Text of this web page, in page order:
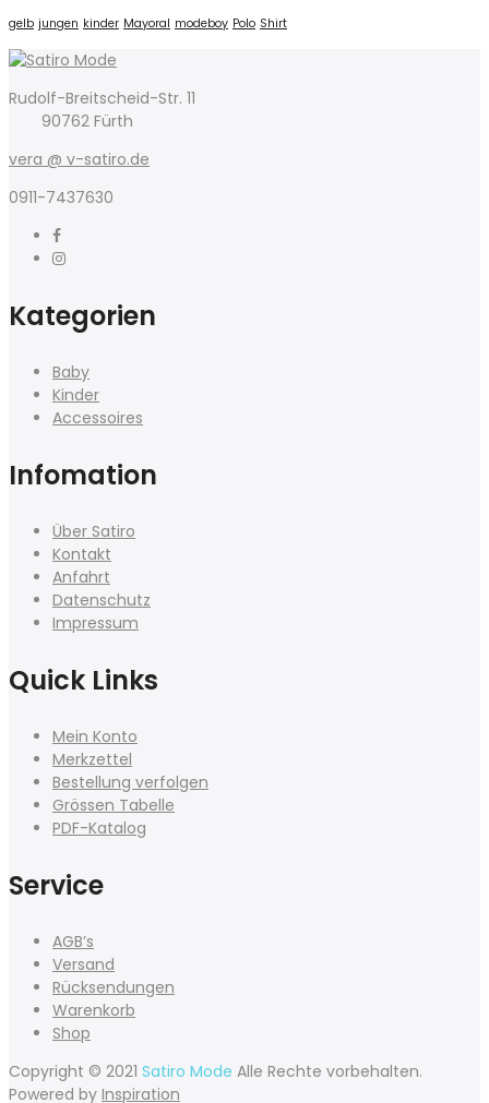
gelb jungen kinder Mayoral modeboy Polo Shirt
Rudolf-Breitscheid-Str. 11
90762 Fürth
vera @ v-satiro.de
0911-7437630
Kategorien
Baby
Kinder
Accessoires
Infomation
Über Satiro
Kontakt
Anfahrt
Datenschutz
Impressum
Quick Links
Mein Konto
Merkzettel
Bestellung verfolgen
Grössen Tabelle
PDF-Katalog
Service
AGB’s
Versand
Rücksendungen
Warenkorb
Shop
Copyright © 2021 Satiro Mode Alle Rechte vorbehalten.
Powered by Inspiration